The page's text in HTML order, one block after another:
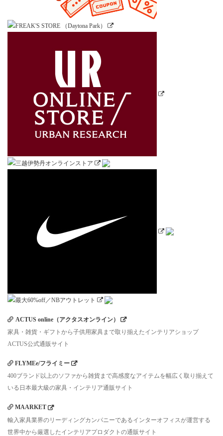
ACTUS online（アクタスオンライン）
家具・雑貨・ギフトから子供用家具まで取り揃えたインテリアショップ
ACTUS公式通販サイト
FLYMEe/フライミー
400ブランド以上のソファから雑貨まで高感度なアイテムを幅広く取り揃えて
いる日本最大級の家具・インテリア通販サイト
MAARKET
輸入家具業界のリーディングカンパニーであるインターオフィスが運営する
世界中から厳選したインテリアプロダクトの通販サイト